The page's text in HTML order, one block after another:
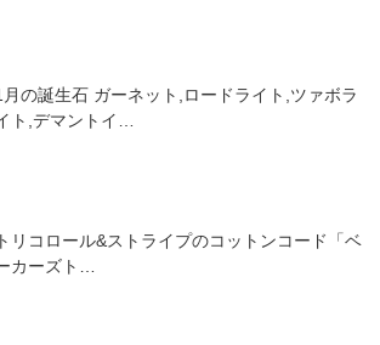
月の誕生石 ガーネット,ロードライト,ツァボラ
ト,デマントイ…
トリコロール&ストライプのコットンコード「ベ
カーズト…